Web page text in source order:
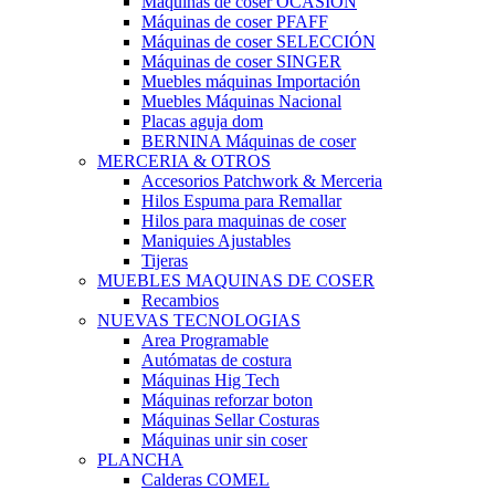
Máquinas de coser PFAFF
Máquinas de coser SELECCIÓN
Máquinas de coser SINGER
Muebles máquinas Importación
Muebles Máquinas Nacional
Placas aguja dom
BERNINA Máquinas de coser
MERCERIA & OTROS
Accesorios Patchwork & Merceria
Hilos Espuma para Remallar
Hilos para maquinas de coser
Maniquies Ajustables
Tijeras
MUEBLES MAQUINAS DE COSER
Recambios
NUEVAS TECNOLOGIAS
Area Programable
Autómatas de costura
Máquinas Hig Tech
Máquinas reforzar boton
Máquinas Sellar Costuras
Máquinas unir sin coser
PLANCHA
Calderas COMEL